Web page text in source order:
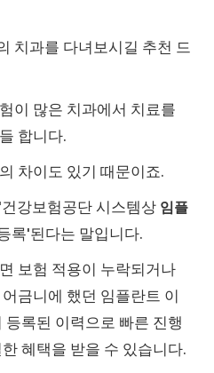
치과를 다녀보시길 추천 드
이 많은 치과에서 치료를
합니다.
차이도 있기 때문이죠.
강보험공단 시스템상 임플
록'된다는 말입니다.
보험 적용이 누락되거나
금니에 했던 임플란트 이
록된 이력으로 빠른 진행
혜택을 받을 수 있습니다.